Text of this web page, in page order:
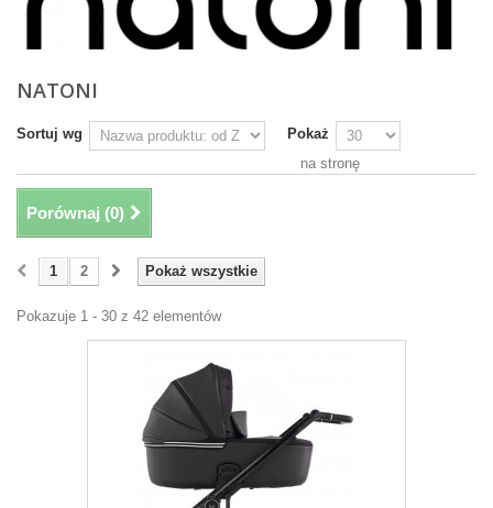
NATONI
Sortuj wg
Pokaż
na stronę
Porównaj (0)
Pokaż wszystkie
1 2
Pokazuje 1 - 30 z 42 elementów